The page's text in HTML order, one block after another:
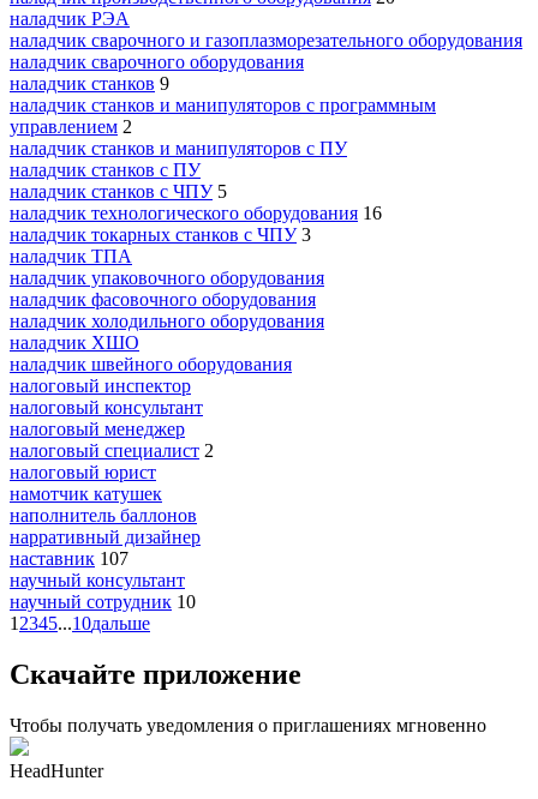
наладчик РЭА
наладчик сварочного и газоплазморезательного оборудования
наладчик сварочного оборудования
наладчик станков 9
наладчик станков и манипуляторов с программным
управлением 2
наладчик станков и манипуляторов с ПУ
наладчик станков с ПУ
наладчик станков с ЧПУ 5
наладчик технологического оборудования 16
наладчик токарных станков с ЧПУ 3
наладчик ТПА
наладчик упаковочного оборудования
наладчик фасовочного оборудования
наладчик холодильного оборудования
наладчик ХШО
наладчик швейного оборудования
налоговый инспектор
налоговый консультант
налоговый менеджер
налоговый специалист 2
налоговый юрист
намотчик катушек
наполнитель баллонов
нарративный дизайнер
наставник 107
научный консультант
научный сотрудник 10
1 2345...10дальше
Скачайте приложение
Чтобы получать уведомления о приглашениях мгновенно
HeadHunter